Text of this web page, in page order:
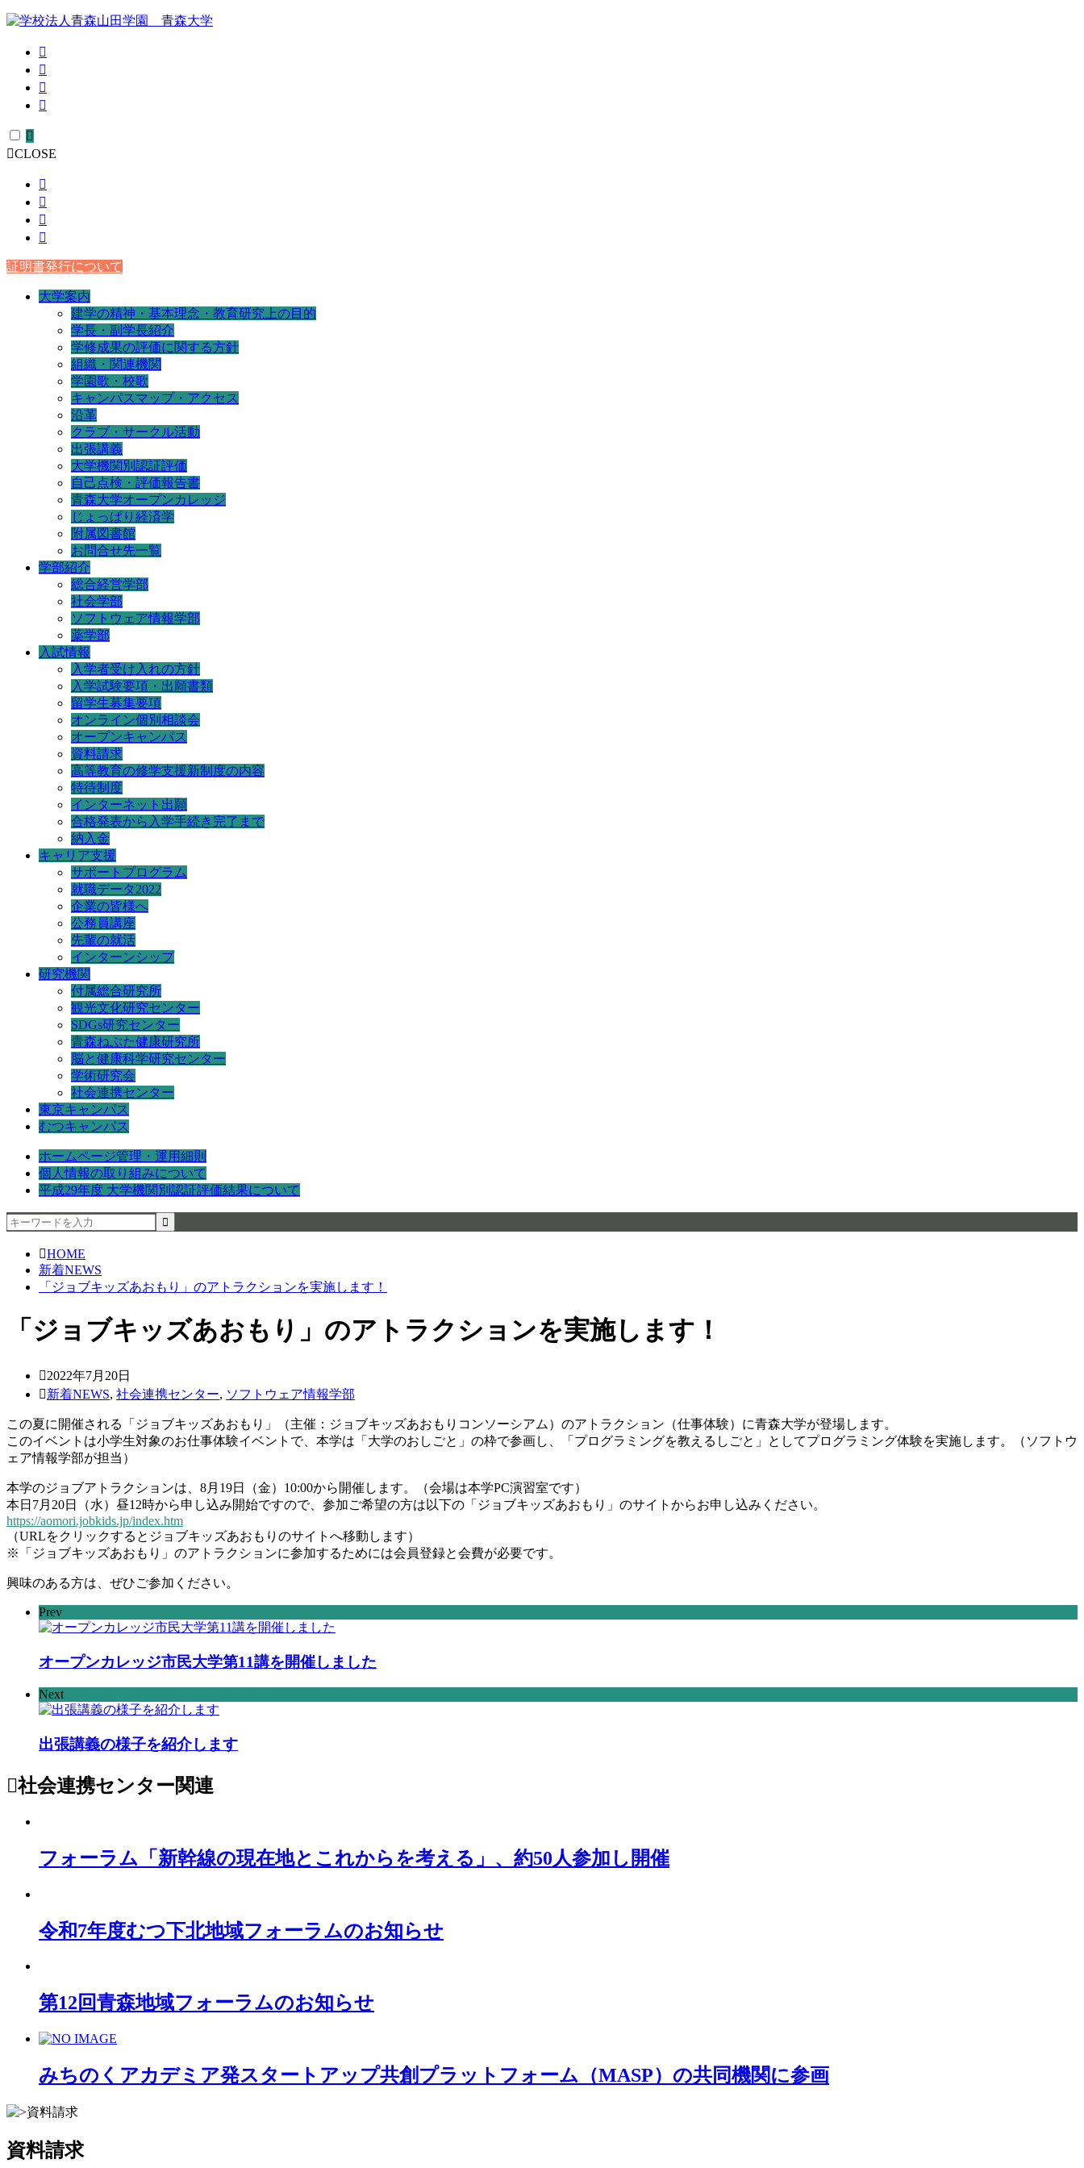
CLOSE
証明書発行について
大学案内
建学の精神・基本理念・教育研究上の目的
学長・副学長紹介
学修成果の評価に関する方針
組織・関連機関
学園歌・校歌
キャンパスマップ・アクセス
沿革
クラブ・サークル活動
出張講義
大学機関別認証評価
自己点検・評価報告書
青森大学オープンカレッジ
じょっぱり経済学
附属図書館
お問合せ先一覧
学部紹介
総合経営学部
社会学部
ソフトウェア情報学部
薬学部
入試情報
入学者受け入れの方針
入学試験要項・出願書類
留学生募集要項
オンライン個別相談会
オープンキャンパス
資料請求
高等教育の修学支援新制度の内容
特待制度
インターネット出願
合格発表から入学手続き完了まで
納入金
キャリア支援
サポートプログラム
就職データ2022
企業の皆様へ
公務員講座
先輩の就活
インターンシップ
研究機関
付属総合研究所
観光文化研究センター
SDGs研究センター
青森ねぶた健康研究所
脳と健康科学研究センター
学術研究会
社会連携センター
東京キャンパス
むつキャンパス
ホームページ管理・運用細則
個人情報の取り組みについて
平成29年度 大学機関別認証評価結果について
HOME
新着NEWS
「ジョブキッズあおもり」のアトラクションを実施します！
「ジョブキッズあおもり」のアトラクションを実施します！
2022年7月20日
新着NEWS, 社会連携センター, ソフトウェア情報学部
この夏に開催される「ジョブキッズあおもり」（主催：ジョブキッズあおもりコンソーシアム）のアトラクション（仕事体験）に青森大学が登場します。
このイベントは小学生対象のお仕事体験イベントで、本学は「大学のおしごと」の枠で参画し、「プログラミングを教えるしごと」としてプログラミング体験を実施します。（ソフトウ
ェア情報学部が担当）
本学のジョブアトラクションは、8月19日（金）10:00から開催します。（会場は本学PC演習室です）
本日7月20日（水）昼12時から申し込み開始ですので、参加ご希望の方は以下の「ジョブキッズあおもり」のサイトからお申し込みください。
https://aomori.jobkids.jp/index.htm
（URLをクリックするとジョブキッズあおもりのサイトへ移動します）
※「ジョブキッズあおもり」のアトラクションに参加するためには会員登録と会費が必要です。
興味のある方は、ぜひご参加ください。
Prev
オープンカレッジ市民大学第11講を開催しました
Next
出張講義の様子を紹介します
社会連携センター関連
フォーラム「新幹線の現在地とこれからを考える」、約50人参加し開催
令和7年度むつ下北地域フォーラムのお知らせ
第12回青森地域フォーラムのお知らせ
みちのくアカデミア発スタートアップ共創プラットフォーム（MASP）の共同機関に参画
資料請求